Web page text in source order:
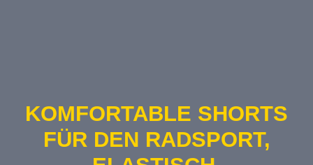
KOMFORTABLE SHORTS
FÜR DEN RADSPORT,